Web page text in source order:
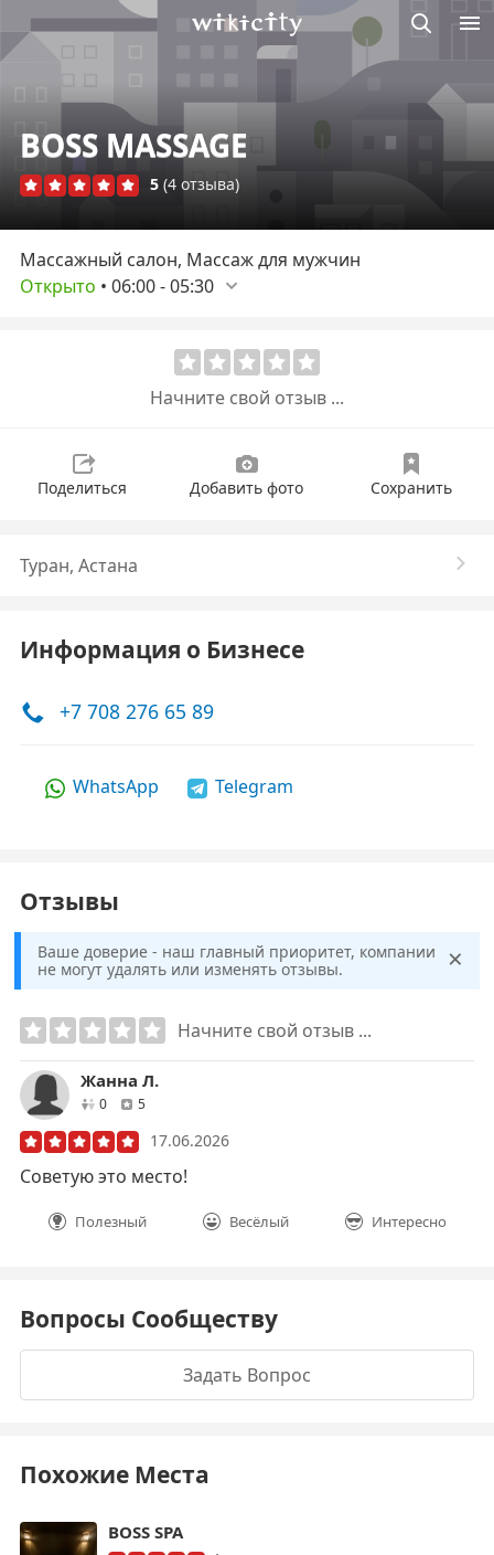
Викисити
BOSS MASSAGE
5 (4 отзыва)
Массажный салон, Массаж для мужчин
Открыто • 06:00-05:30
Начните свой отзыв ...
Поделиться Добавить фото Сохранить
Туран, Астана
Информация о Бизнесе
+7 708 276 65 89
WhatsApp Telegram
Отзывы
Ваше доверие - наш главный приоритет, компании
не могут удалять или изменять отзывы.
×
Начните свой отзыв ...
Жанна Л.
0друзей
5отзывов
17.06.2026
Советую это место!
Полезный Весёлый Интересно
Вопросы Сообществу
Задать Вопрос
Похожие Места
BOSS SPA